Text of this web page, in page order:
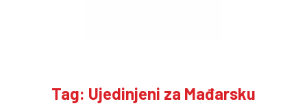
Tag: Ujedinjeni za Mađarsku